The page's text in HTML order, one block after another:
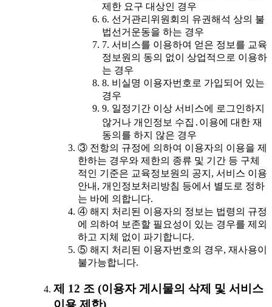
제한 요구 대상인 경우
6. 선거관리위원회의 유권해석 상의 불
법선거운동을 하는 경우
7. 서비스를 이용하여 얻은 정보를 교육
정보원의 동의 없이 상업적으로 이용하
는 경우
8. 비실명 이용자번호로 가입되어 있는
경우
9. 일정기간 이상 서비스에 로그인하지
않거나 개인정보 수집․이용에 대한 재
동의를 하지 않은 경우
③ 전항의 규정에 의하여 이용자의 이용을 제
한하는 경우와 제한의 종류 및 기간 등 구체
적인 기준은 교육정보원의 공지, 서비스 이용
안내, 개인정보처리방침 등에서 별도로 정하
는 바에 의합니다.
④ 해지 처리된 이용자의 정보는 법령의 규정
에 의하여 보존할 필요성이 있는 경우를 제외
하고 지체 없이 파기합니다.
⑤ 해지 처리된 이용자번호의 경우, 재사용이
불가능합니다.
제 12 조 (이용자 게시물의 삭제 및 서비스
이용 제한)